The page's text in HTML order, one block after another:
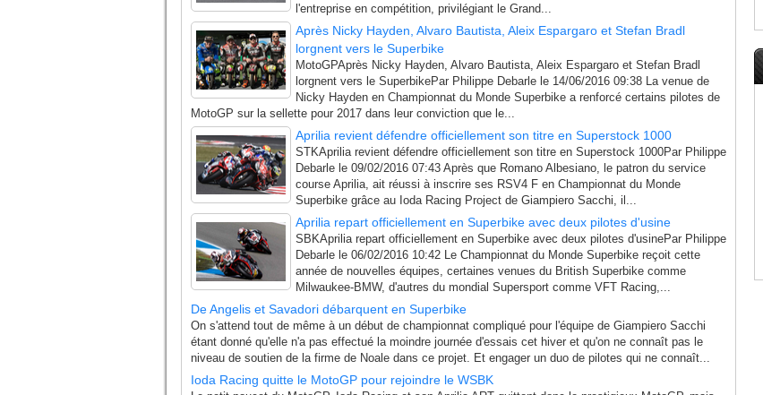
l'entreprise en compétition, privilégiant le Grand...
Après Nicky Hayden, Alvaro Bautista, Aleix Espargaro et Stefan Bradl
lorgnent vers le Superbike
MotoGPAprès Nicky Hayden, Alvaro Bautista, Aleix Espargaro et Stefan Bradl
lorgnent vers le SuperbikePar Philippe Debarle le 14/06/2016 09:38 La venue de
Nicky Hayden en Championnat du Monde Superbike a renforcé certains pilotes de
MotoGP sur la sellette pour 2017 dans leur conviction que le...
Aprilia revient défendre officiellement son titre en Superstock 1000
STKAprilia revient défendre officiellement son titre en Superstock 1000Par Philippe
Debarle le 09/02/2016 07:43 Après que Romano Albesiano, le patron du service
course Aprilia, ait réussi à inscrire ses RSV4 F en Championnat du Monde
Superbike grâce au Ioda Racing Project de Giampiero Sacchi, il...
Aprilia repart officiellement en Superbike avec deux pilotes d'usine
SBKAprilia repart officiellement en Superbike avec deux pilotes d'usinePar Philippe
Debarle le 06/02/2016 10:42 Le Championnat du Monde Superbike reçoit cette
année de nouvelles équipes, certaines venues du British Superbike comme
Milwaukee-BMW, d'autres du mondial Supersport comme VFT Racing,...
De Angelis et Savadori débarquent en Superbike
On s'attend tout de même à un début de championnat compliqué pour l'équipe de Giampiero Sacchi
étant donné qu'elle n'a pas effectué la moindre journée d'essais cet hiver et qu'on ne connaît pas le
niveau de soutien de la firme de Noale dans ce projet. Et engager un duo de pilotes qui ne connaît...
Ioda Racing quitte le MotoGP pour rejoindre le WSBK